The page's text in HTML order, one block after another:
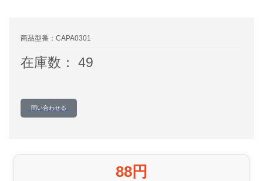
商品型番：CAPA0301
在庫数： 49
問い合わせる
88円